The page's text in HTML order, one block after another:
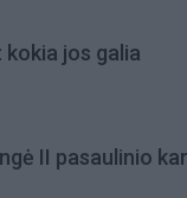
jos galia
II pasaulinio